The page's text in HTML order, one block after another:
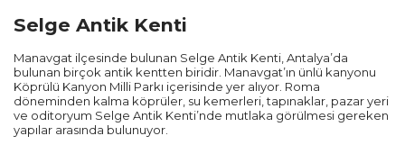
Selge Antik Kenti
Manavgat ilçesinde bulunan Selge Antik Kenti, Antalya’da
bulunan birçok antik kentten biridir. Manavgat’ın ünlü kanyonu
Köprülü Kanyon Milli Parkı içerisinde yer alıyor. Roma
döneminden kalma köprüler, su kemerleri, tapınaklar, pazar yeri
ve oditoryum Selge Antik Kenti’nde mutlaka görülmesi gereken
yapılar arasında bulunuyor.